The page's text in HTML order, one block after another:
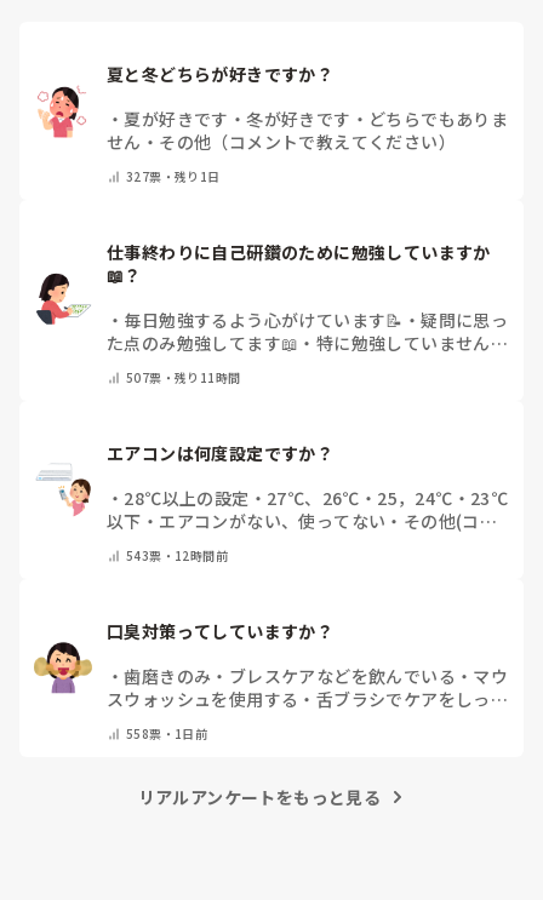
夏と冬どちらが好きですか？
・ 夏が好きです ・冬が好きです ・ どちらでもありま
せん ・ その他（コメントで教えてください）
327票・残り1日
仕事終わりに自己研鑽のために勉強していますか
📖？
・ 毎日勉強するよう心がけています📝 ・疑問に思っ
た点のみ勉強してます📖 ・ 特に勉強していません・
507票・残り11時間
エアコンは何度設定ですか？
・ 28℃以上の設定 ・ 27℃、26℃ ・ 25，24℃ ・ 23℃
以下 ・ エアコンがない、使ってない ・ その他(コメ
543票・ 12時間前
口臭対策ってしていますか？
・歯磨きのみ ・ ブレスケアなどを飲んでいる ・ マウ
スウォッシュを使用する ・ 舌ブラシでケアをしっか
いない・その他（コメントで教えてください）
558票・ 1日前
リアルアンケートをもっと見る